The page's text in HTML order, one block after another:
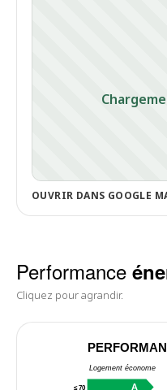
OUVRIR DANS GOOGLE
Performance
Cliquez pour agrandir.
Logement économe
≤ 70 A